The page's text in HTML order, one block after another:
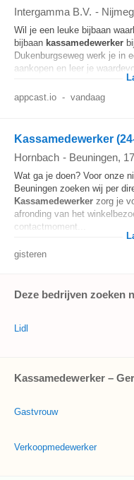
Intergamma B.V. -
Wil je een leuke bijbaan
bijbaan kassamedewerker
Dukenburgseweg werk je in
aankopen en leer je
appcast.io - vandaag
Kassamedewerker
Hornbach - Beuningen,
Wat ga je doen? Voor onze
Beuningen zoeken wij per
Kassamedewerker zorg je
afronding van het
contactmoment...
gisteren
Deze bedrijven zoeken
Lidl
Kassamedewerker –
Gastvrouw
Verkoopmedewerker